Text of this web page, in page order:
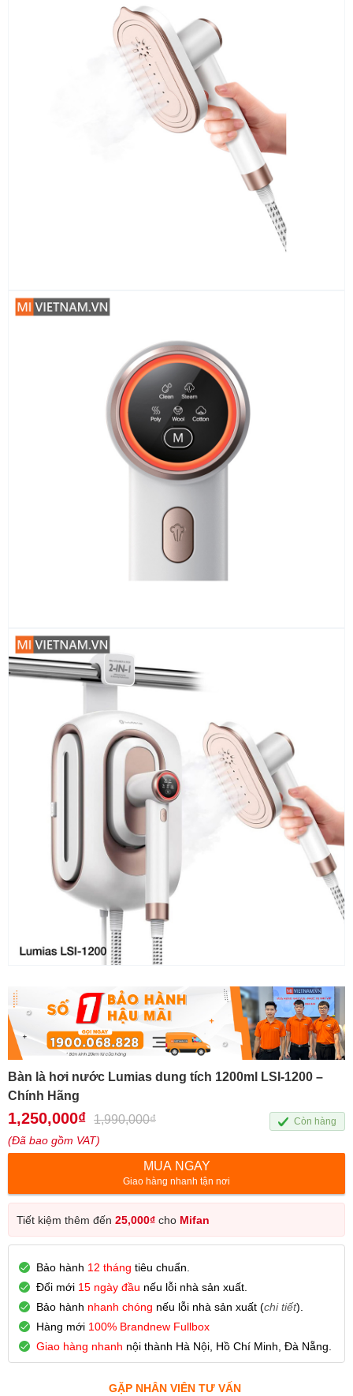
Bàn là hơi nước Lumias dung tích 1200ml LSI-1200 –
Chính Hãng
1,250,000₫ 1,990,000₫
(Đã bao gồm VAT)
Còn hàng
MUA NGAY
Giao hàng nhanh tận nơi
Tiết kiệm thêm đến 25,000₫ cho Mifan
Bảo hành 12 tháng tiêu chuẩn.
Đổi mới 15 ngày đầu nếu lỗi nhà sản xuất.
Bảo hành nhanh chóng nếu lỗi nhà sản xuất (chi tiết).
Hàng mới 100% Brandnew Fullbox
Giao hàng nhanh nội thành Hà Nội, Hồ Chí Minh, Đà Nẵng.
GẶP NHÂN VIÊN TƯ VẤN